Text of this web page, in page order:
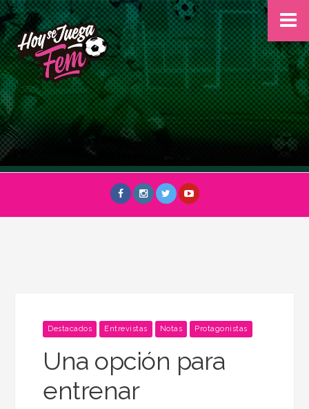
Destacados Entrevistas Notas Protagonistas
Una opción para
entrenar